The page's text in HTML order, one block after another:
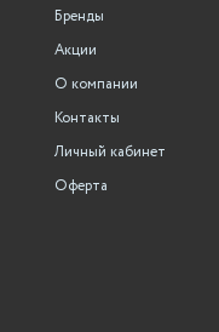
Бренды
Акции
О компании
Контакты
Личный кабинет
Оферта